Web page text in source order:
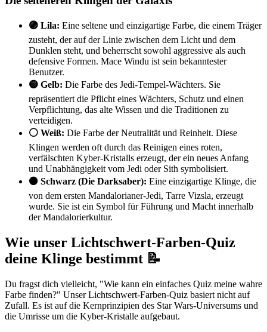
🟣 Lila: Eine seltene und einzigartige Farbe, die einem Träger
zusteht, der auf der Linie zwischen dem Licht und dem
Dunklen steht, und beherrscht sowohl aggressive als auch
defensive Formen. Mace Windu ist sein bekanntester
Benutzer.
🟡 Gelb: Die Farbe des Jedi-Tempel-Wächters. Sie
repräsentiert die Pflicht eines Wächters, Schutz und einen
Verpflichtung, das alte Wissen und die Traditionen zu
verteidigen.
⚪ Weiß: Die Farbe der Neutralität und Reinheit. Diese
Klingen werden oft durch das Reinigen eines roten,
verfälschten Kyber-Kristalls erzeugt, der ein neues Anfang
und Unabhängigkeit vom Jedi oder Sith symbolisiert.
⚫ Schwarz (Die Darksaber): Eine einzigartige Klinge, die
von dem ersten Mandalorianer-Jedi, Tarre Vizsla, erzeugt
wurde. Sie ist ein Symbol für Führung und Macht innerhalb
der Mandalorierkultur.
Wie unser Lichtschwert-Farben-Quiz
deine Klinge bestimmt 📝
Du fragst dich vielleicht, "Wie kann ein einfaches Quiz meine wahre
Farbe finden?" Unser Lichtschwert-Farben-Quiz basiert nicht auf
Zufall. Es ist auf die Kernprinzipien des Star Wars-Universums und
die Umrisse um die Kyber-Kristalle aufgebaut.